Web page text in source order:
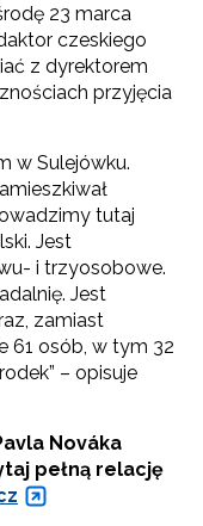
23 marca
czeskiego
z dyrektorem
przyjęcia
w Sulejówku.
tutaj
Jest
i trzyosobowe.
Jest
zamiast
61 osób, w tym 32
– opisuje
Nováka
pełną relację